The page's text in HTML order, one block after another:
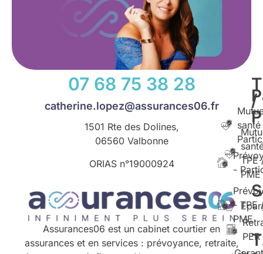
07 68 75 38 28
catherine.lopez@assurances06.fr
1501 Rte des Dolines,
06560 Valbonne
ORIAS n°19000924
Assurances06 est un cabinet courtier en
assurances et en services : prévoyance, retraite,
/
TPE
PME
- TPE
PME
-
PER